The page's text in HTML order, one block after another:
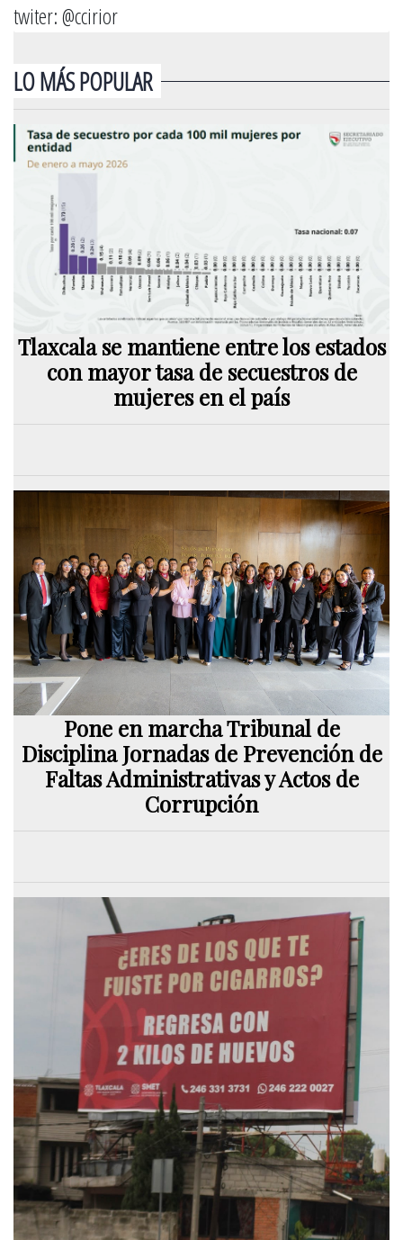
twiter: @ccirior
LO MÁS POPULAR
Tlaxcala se mantiene entre los estados
con mayor tasa de secuestros de
mujeres en el país
Pone en marcha Tribunal de
Disciplina Jornadas de Prevención de
Faltas Administrativas y Actos de
Corrupción